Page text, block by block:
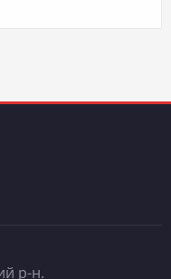
р-н.